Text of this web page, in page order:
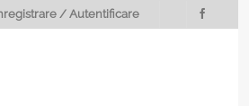
/ Autentificare